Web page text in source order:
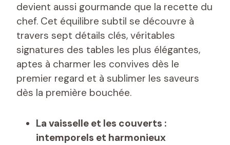
devient aussi gourmande que la recette du
chef. Cet équilibre subtil se découvre à
travers sept détails clés, véritables
signatures des tables les plus élégantes,
aptes à charmer les convives dès le
premier regard et à sublimer les saveurs
dès la première bouchée.
La vaisselle et les couverts :
intemporels et harmonieux